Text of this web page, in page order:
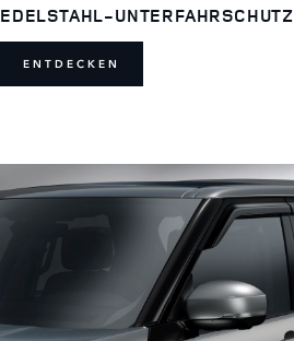
EDELSTAHL-UNTERFAHRSCHUTZ
ENTDECKEN